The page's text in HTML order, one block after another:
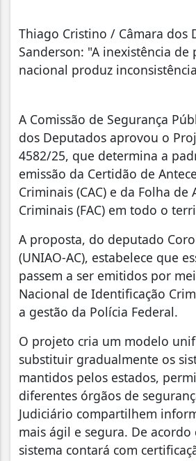
Thiago Cristino / Câmara dos
Sanderson: "A inexistência de
nacional produz
A Comissão de Segurança
dos Deputados aprovou o
4582/25, que determina a
emissão da Certidão de
Criminais (CAC) e da Folha de
Criminais (FAC) em todo o
A proposta, do deputado
(UNIAO-AC), estabelece que
passem a ser emitidos por
Nacional de Identificação
a gestão da Polícia Federal.
O projeto cria um modelo
substituir gradualmente os
mantidos pelos estados,
diferentes órgãos de
Judiciário compartilhem
mais ágil e segura. De
sistema contará com